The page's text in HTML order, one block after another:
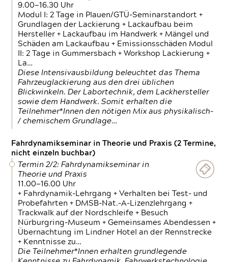
9.00—16.30 Uhr
Modul I: 2 Tage in Plauen/GTÜ-Seminarstandort +
Grundlagen der Lackierung + Lackaufbau beim
Hersteller + Lackaufbau im Handwerk + Mängel und
Schäden am Lackaufbau + Emissionsschäden Modul
II: 2 Tage in Gummersbach + Workshop Lackierung +
La…
Diese Intensivausbildung beleuchtet das Thema
Fahrzeuglackierung aus den drei üblichen
Blickwinkeln. Der Labortechnik, dem Lackhersteller
sowie dem Handwerk. Somit erhalten die
Teilnehmer*Innen den nötigen Mix aus physikalisch-
/ chemischem Grundlage…
Fahrdynamikseminar in Theorie und Praxis (2 Termine,
nicht einzeln buchbar)
Termin 2/2: Fahrdynamikseminar in
Theorie und Praxis
11.00—16.00 Uhr
+ Fahrdynamik-Lehrgang + Verhalten bei Test- und
Probefahrten + DMSB-Nat.-A-Lizenzlehrgang +
Trackwalk auf der Nordschleife + Besuch
Nürburgring-Museum + Gemeinsames Abendessen +
Übernachtung im Lindner Hotel an der Rennstrecke
+ Kenntnisse zu…
Die Teilnehmer*Innen erhalten grundlegende